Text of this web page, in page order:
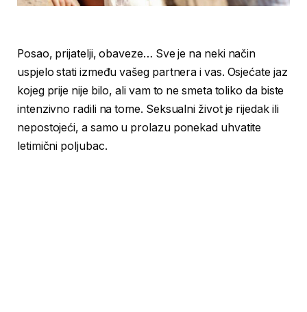
Posao, prijatelji, obaveze… Sve je na neki način
uspjelo stati između vašeg partnera i vas. Osjećate jaz
kojeg prije nije bilo, ali vam to ne smeta toliko da biste
intenzivno radili na tome. Seksualni život je rijedak ili
nepostojeći, a samo u prolazu ponekad uhvatite
letimični poljubac.